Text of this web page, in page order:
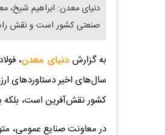
دنیای معدن: ابراهیم شیخ،
صنعتی کشور است و نقش
به گزارش دنیای معدن،
سال‌های اخیر دستاوردهای
کشور نقش‌آفرین است، بلکه
در معاونت صنایع عمومی،